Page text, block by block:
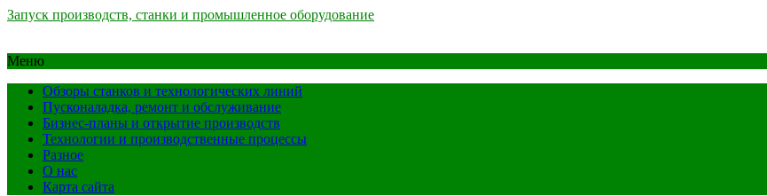
Запуск производств, станки и промышленное оборудование
Меню
Обзоры станков и технологических линий
Пусконаладка, ремонт и обслуживание
Бизнес-планы и открытие производств
Технологии и производственные процессы
Разное
О нас
Карта сайта